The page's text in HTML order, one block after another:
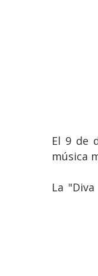
El 9 de
música
La